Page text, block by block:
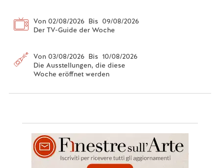
Von 02/08/2026 Bis 09/08/2026
Der TV-Guide der Woche
Von 03/08/2026 Bis 10/08/2026
Die Ausstellungen, die diese
Woche eröffnet werden